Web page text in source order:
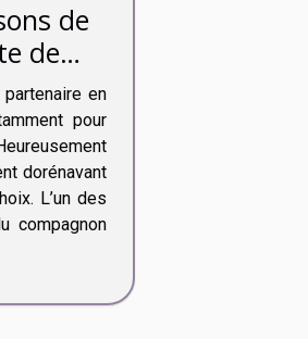
de
de
en
pour
dorénavant
L’un des
compagnon